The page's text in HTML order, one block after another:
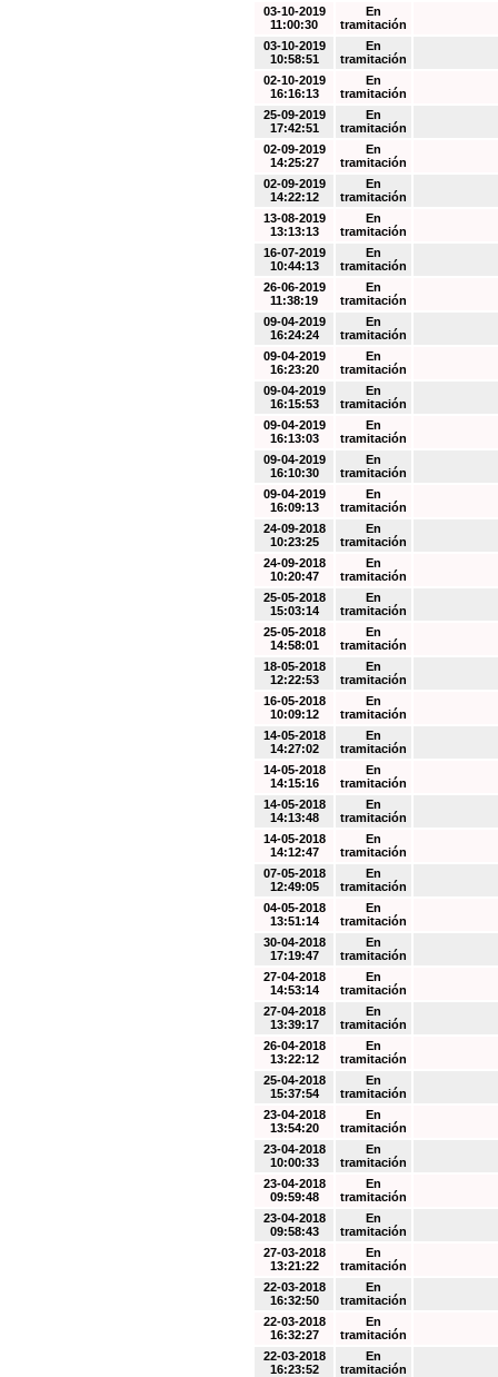
03-10-2019
11:00:30
En
tramitación
03-10-2019
10:58:51
En
tramitación
02-10-2019
16:16:13
En
tramitación
25-09-2019
17:42:51
En
tramitación
02-09-2019
14:25:27
En
tramitación
02-09-2019
14:22:12
En
tramitación
13-08-2019
13:13:13
En
tramitación
16-07-2019
10:44:13
En
tramitación
26-06-2019
11:38:19
En
tramitación
09-04-2019
16:24:24
En
tramitación
09-04-2019
16:23:20
En
tramitación
09-04-2019
16:15:53
En
tramitación
09-04-2019
16:13:03
En
tramitación
09-04-2019
16:10:30
En
tramitación
09-04-2019
16:09:13
En
tramitación
24-09-2018
10:23:25
En
tramitación
24-09-2018
10:20:47
En
tramitación
25-05-2018
15:03:14
En
tramitación
25-05-2018
14:58:01
En
tramitación
18-05-2018
12:22:53
En
tramitación
16-05-2018
10:09:12
En
tramitación
14-05-2018
14:27:02
En
tramitación
14-05-2018
14:15:16
En
tramitación
14-05-2018
14:13:48
En
tramitación
14-05-2018
14:12:47
En
tramitación
07-05-2018
12:49:05
En
tramitación
04-05-2018
13:51:14
En
tramitación
30-04-2018
17:19:47
En
tramitación
27-04-2018
14:53:14
En
tramitación
27-04-2018
13:39:17
En
tramitación
26-04-2018
13:22:12
En
tramitación
25-04-2018
15:37:54
En
tramitación
23-04-2018
13:54:20
En
tramitación
23-04-2018
10:00:33
En
tramitación
23-04-2018
09:59:48
En
tramitación
23-04-2018
09:58:43
En
tramitación
27-03-2018
13:21:22
En
tramitación
22-03-2018
16:32:50
En
tramitación
22-03-2018
16:32:27
En
tramitación
22-03-2018
16:23:52
En
tramitación